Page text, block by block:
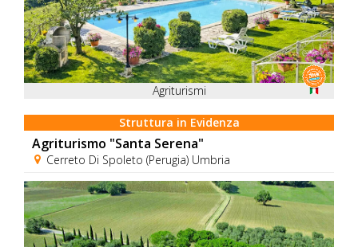
Agriturismi
Struttura in Evidenza
Agriturismo "Santa Serena"
Cerreto Di Spoleto (Perugia) Umbria